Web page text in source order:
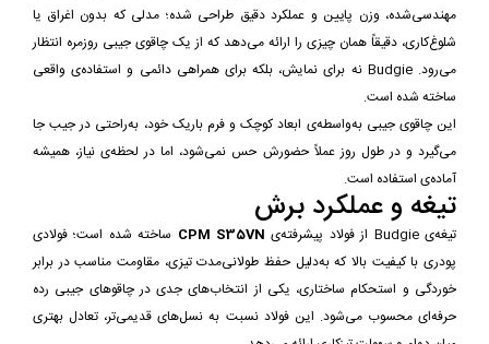
مهندسی‌شده، وزن پایین و عملکرد دقیق طراحی شده؛ مدلی که بدون اغراق یا
شلوغ‌کاری، دقیقاً همان چیزی را ارائه می‌دهد که از یک چاقوی جیبی روزمره انتظار
می‌رود. Budgie نه برای نمایش، بلکه برای همراهی دائمی و استفاده‌ی واقعی
ساخته شده است.
این چاقوی جیبی به‌واسطه‌ی ابعاد کوچک و فرم باریک خود، به‌راحتی در جیب جا
می‌گیرد و در طول روز عملاً حضورش حس نمی‌شود، اما در لحظه‌ی نیاز، همیشه
آماده‌ی استفاده است.
تیغه و عملکرد برش
تیغه‌ی Budgie از فولاد پیشرفته‌ی CPM S35VN ساخته شده است؛ فولادی
پودری با کیفیت بالا که به‌دلیل حفظ طولانی‌مدت تیزی، مقاومت مناسب در برابر
خوردگی و استحکام ساختاری، یکی از انتخاب‌های جدی در چاقوهای جیبی رده
حرفه‌ای محسوب می‌شود. این فولاد نسبت به نسل‌های قدیمی‌تر، تعادل بهتری